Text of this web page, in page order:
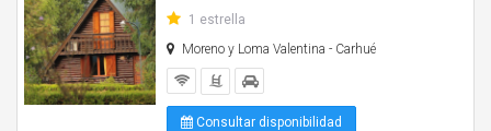
1 estrella
Moreno y Loma Valentina - Carhué
Consultar disponibilidad